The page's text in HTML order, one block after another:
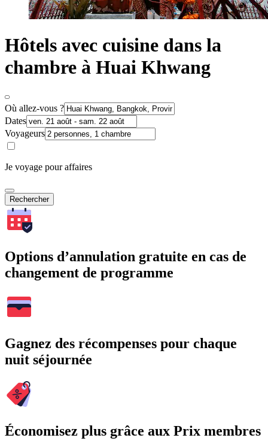
Hôtels avec cuisine dans la
chambre à Huai Khwang
Où allez-vous ?
Dates
Voyageurs
Je voyage pour affaires
Rechercher
Options d’annulation gratuite en cas de
changement de programme
Gagnez des récompenses pour chaque
nuit séjournée
Économisez plus grâce aux Prix membres